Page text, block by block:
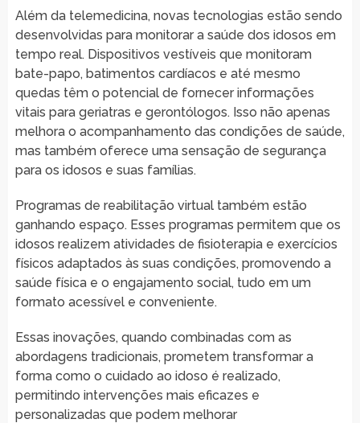
Além da telemedicina, novas tecnologias estão sendo
desenvolvidas para monitorar a saúde dos idosos em
tempo real. Dispositivos vestíveis que monitoram
bate-papo, batimentos cardíacos e até mesmo
quedas têm o potencial de fornecer informações
vitais para geriatras e gerontólogos. Isso não apenas
melhora o acompanhamento das condições de saúde,
mas também oferece uma sensação de segurança
para os idosos e suas famílias.
Programas de reabilitação virtual também estão
ganhando espaço. Esses programas permitem que os
idosos realizem atividades de fisioterapia e exercícios
físicos adaptados às suas condições, promovendo a
saúde física e o engajamento social, tudo em um
formato acessível e conveniente.
Essas inovações, quando combinadas com as
abordagens tradicionais, prometem transformar a
forma como o cuidado ao idoso é realizado,
permitindo intervenções mais eficazes e
personalizadas que podem melhorar